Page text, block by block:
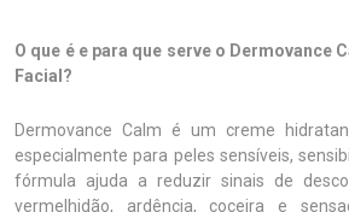
O que é e para que serve o Dermovance
Facial?
Dermovance Calm é um creme
especialmente para peles sensíveis,
fórmula ajuda a reduzir sinais de
vermelhidão, ardência, coceira e